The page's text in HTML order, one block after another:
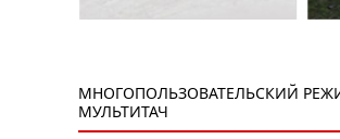
МНОГОПОЛЬЗОВАТЕЛЬСКИЙ
МУЛЬТИТАЧ